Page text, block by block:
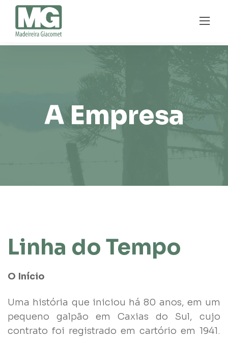
A Empresa
Linha do Tempo
O Início
Uma história que iniciou há 80 anos, em um
pequeno galpão em Caxias do Sul, cujo
contrato foi registrado em cartório em 1941.